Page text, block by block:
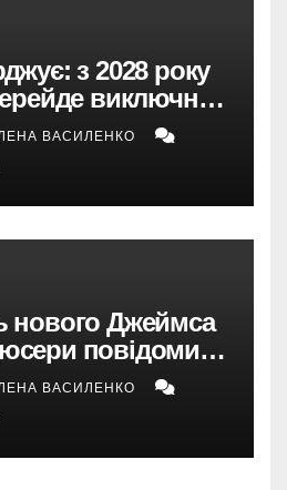
з 2028 року
виключно
ВАСИЛЕНКО
нового Джеймса
повідомили
ВАСИЛЕНКО